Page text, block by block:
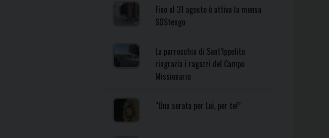
Fino al 31 agosto è attiva la mensa
SOStengo
La parrocchia di Sant’Ippolito
ringrazia i ragazzi del Campo
Missionario
“Una serata per Lui, per te!”